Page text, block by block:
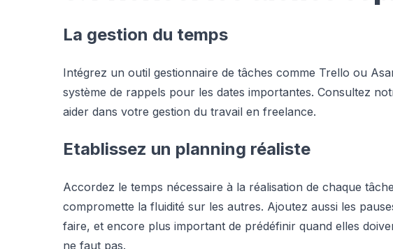
La gestion du temps
Intégrez un outil gestionnaire de tâches comme Trello ou
système de rappels pour les dates importantes. Consultez
aider dans votre gestion du travail en freelance.
Etablissez un planning réaliste
Accordez le temps nécessaire à la réalisation de chaque
compromette la fluidité sur les autres. Ajoutez aussi les
faire, et encore plus important de prédéfinir quand elles
ne faut pas.